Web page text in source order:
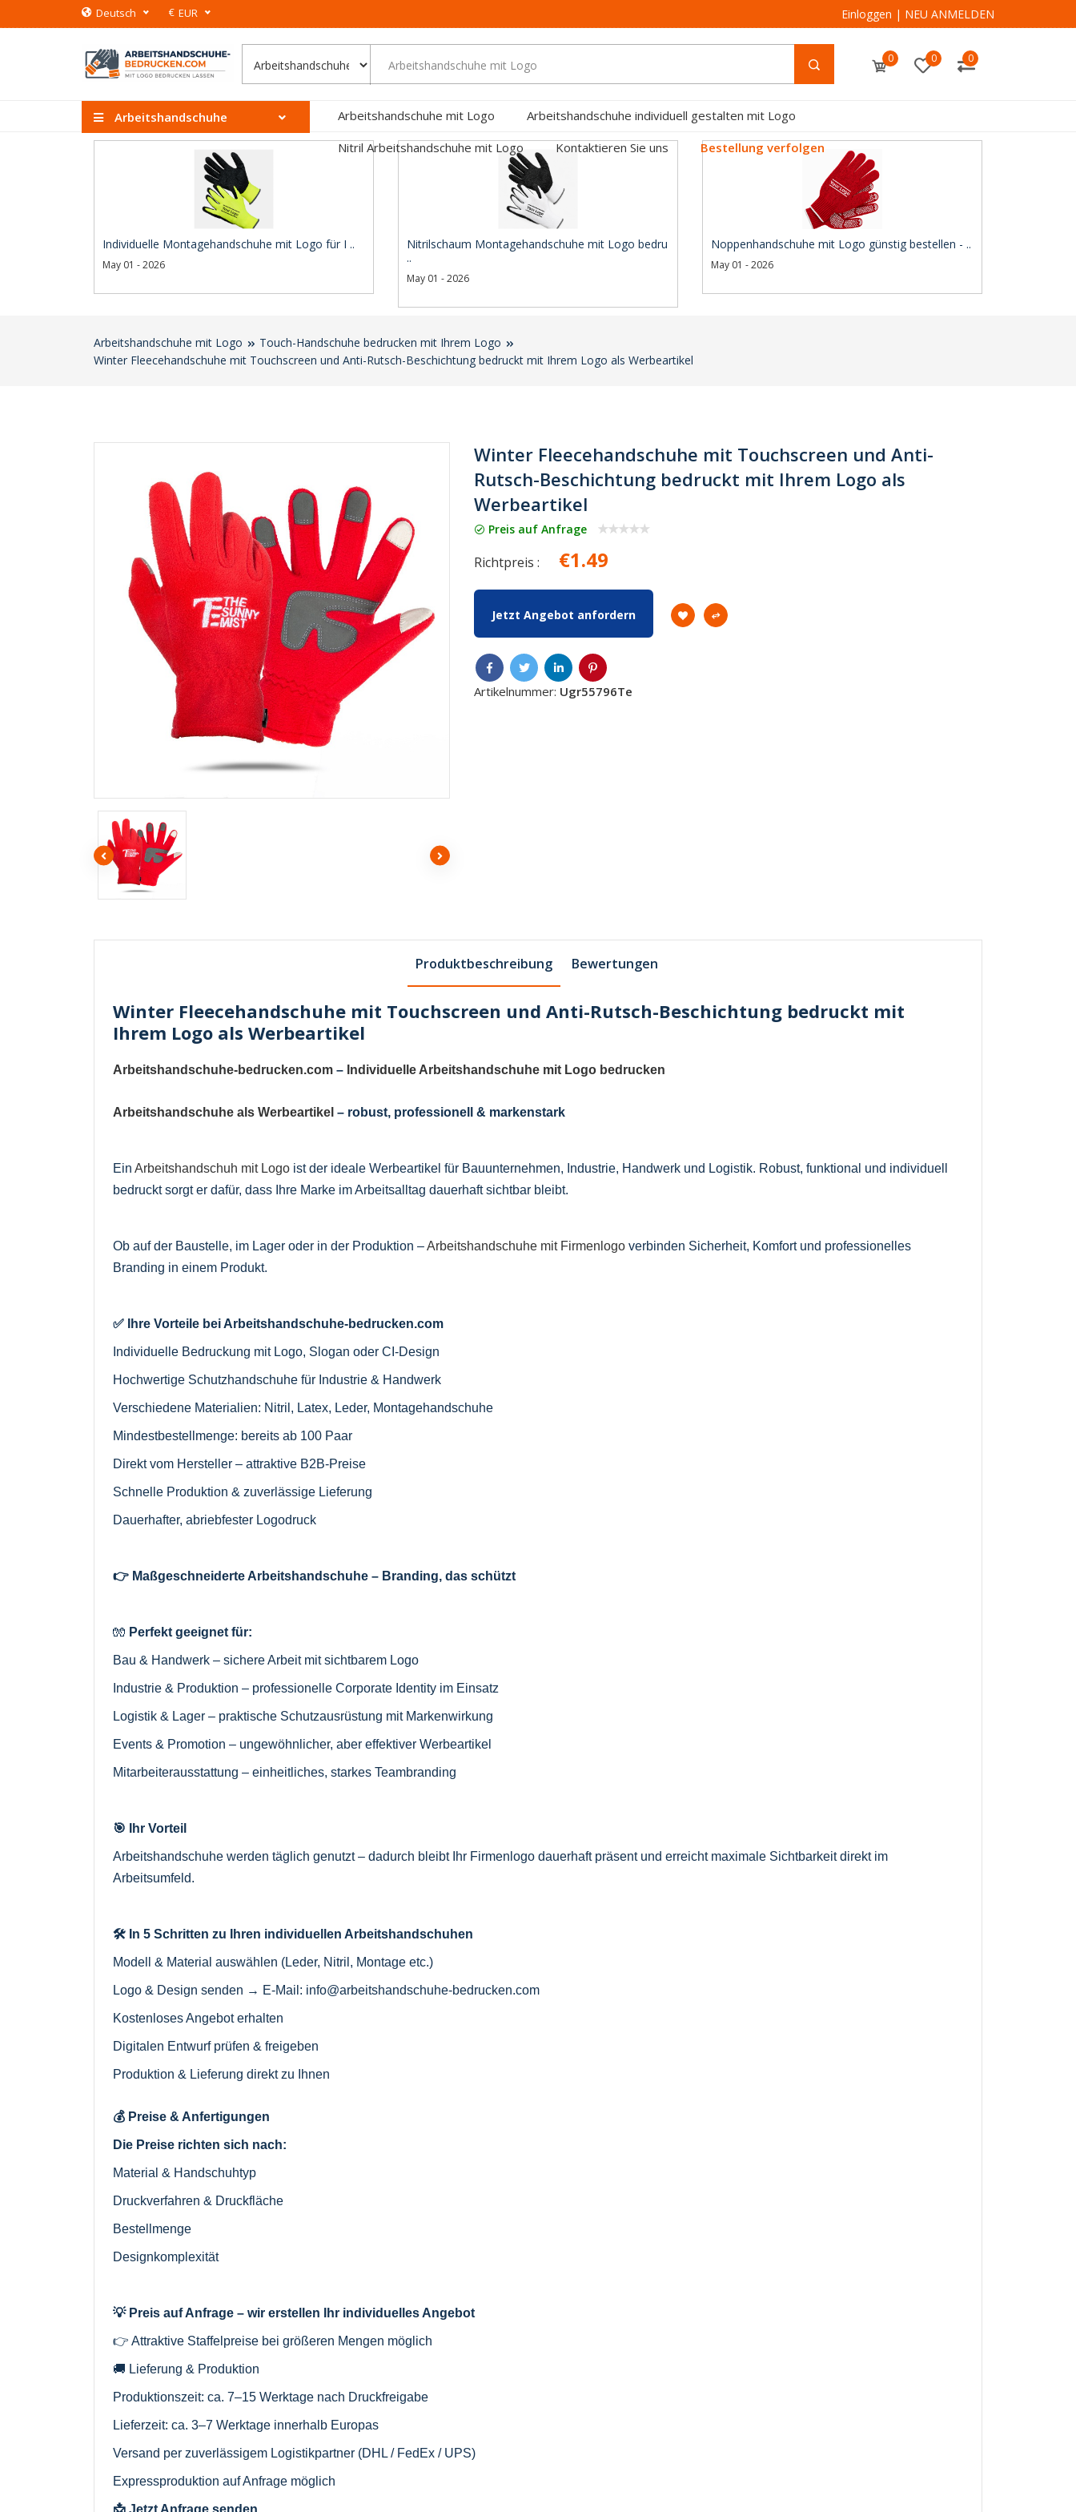
Deutsch € EUR Einloggen | NEU ANMELDEN
0 0 0
Arbeitshandschuhe Arbeitshandschuhe mit Logo
Arbeitshandschuhe individuell gestalten mit Logo
Nitril Arbeitshandschuhe mit Logo
Kontaktieren Sie uns Bestellung verfolgen
Individuelle Montagehandschuhe mit Logo für I ..
May 01 - 2026
Nitrilschaum Montagehandschuhe mit Logo bedru
..
May 01 - 2026
Noppenhandschuhe mit Logo günstig bestellen - ..
May 01 - 2026
Arbeitshandschuhe mit Logo
Touch-Handschuhe bedrucken mit Ihrem Logo
Winter Fleecehandschuhe mit Touchscreen und Anti-Rutsch-Beschichtung bedruckt mit Ihrem Logo als Werbeartikel
Winter Fleecehandschuhe mit Touchscreen und Anti-
Rutsch-Beschichtung bedruckt mit Ihrem Logo als
Werbeartikel
Preis auf Anfrage
Richtpreis : €1.49
Jetzt Angebot anfordern
Artikelnummer: Ugr55796Te
Produktbeschreibung Bewertungen
Winter Fleecehandschuhe mit Touchscreen und Anti-Rutsch-Beschichtung bedruckt mit
Ihrem Logo als Werbeartikel
Arbeitshandschuhe-bedrucken.com – Individuelle Arbeitshandschuhe mit Logo bedrucken
Arbeitshandschuhe als Werbeartikel – robust, professionell & markenstark
EinArbeitshandschuh mit Logo ist der ideale Werbeartikel für Bauunternehmen, Industrie, Handwerk und Logistik. Robust, funktional und individuell
bedruckt sorgt er dafür, dass Ihre Marke im Arbeitsalltag dauerhaft sichtbar bleibt.
Ob auf der Baustelle, im Lager oder in der Produktion –Arbeitshandschuhe mit Firmenlogo verbinden Sicherheit, Komfort und professionelles
Branding in einem Produkt.
✅ Ihre Vorteile bei Arbeitshandschuhe-bedrucken.com
Individuelle Bedruckung mit Logo, Slogan oder CI-Design
Hochwertige Schutzhandschuhe für Industrie & Handwerk
Verschiedene Materialien: Nitril, Latex, Leder, Montagehandschuhe
Mindestbestellmenge: bereits ab 100 Paar
Direkt vom Hersteller – attraktive B2B-Preise
Schnelle Produktion & zuverlässige Lieferung
Dauerhafter, abriebfester Logodruck
👉 Maßgeschneiderte Arbeitshandschuhe – Branding, das schützt
🧤 Perfekt geeignet für:
Bau & Handwerk – sichere Arbeit mit sichtbarem Logo
Industrie & Produktion – professionelle Corporate Identity im Einsatz
Logistik & Lager – praktische Schutzausrüstung mit Markenwirkung
Events & Promotion – ungewöhnlicher, aber effektiver Werbeartikel
Mitarbeiterausstattung – einheitliches, starkes Teambranding
🎯 Ihr Vorteil
Arbeitshandschuhe werden täglich genutzt – dadurch bleibt Ihr Firmenlogo dauerhaft präsent und erreicht maximale Sichtbarkeit direkt im
Arbeitsumfeld.
🛠️ In 5 Schritten zu Ihren individuellen Arbeitshandschuhen
Modell & Material auswählen (Leder, Nitril, Montage etc.)
Logo & Design senden → E-Mail: info@arbeitshandschuhe-bedrucken.com
Kostenloses Angebot erhalten
Digitalen Entwurf prüfen & freigeben
Produktion & Lieferung direkt zu Ihnen
💰 Preise & Anfertigungen
Die Preise richten sich nach:
Material & Handschuhtyp
Druckverfahren & Druckfläche
Bestellmenge
Designkomplexität
💡 Preis auf Anfrage – wir erstellen Ihr individuelles Angebot
👉 Attraktive Staffelpreise bei größeren Mengen möglich
🚚 Lieferung & Produktion
Produktionszeit: ca. 7–15 Werktage nach Druckfreigabe
Lieferzeit: ca. 3–7 Werktage innerhalb Europas
Versand per zuverlässigem Logistikpartner (DHL / FedEx / UPS)
Expressproduktion auf Anfrage möglich